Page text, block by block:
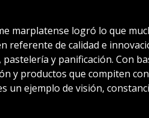
marplatense logró lo que
referente de calidad e
y panificación. Con
y productos que compiten
un ejemplo de visión,